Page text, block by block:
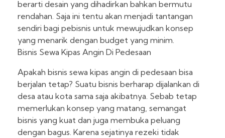
berarti desain yang dihadirkan bahkan bermutu
rendahan. Saja ini tentu akan menjadi tantangan
sendiri bagi pebisnis untuk mewujudkan konsep
yang menarik dengan budget yang minim.
Bisnis Sewa Kipas Angin Di Pedesaan
Apakah bisnis sewa kipas angin di pedesaan bisa
berjalan tetap? Suatu bisnis berharap dijalankan di
desa atau kota sama saja akibatnya. Sebab tetap
memerlukan konsep yang matang, semangat
bisnis yang kuat dan juga membuka peluang
dengan bagus. Karena sejatinya rezeki tidak